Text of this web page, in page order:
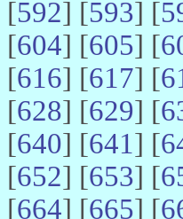
[592] [593] [
[604] [605] [
[616] [617] [
[628] [629] [
[640] [641] [
[652] [653] [
[664] [665] [